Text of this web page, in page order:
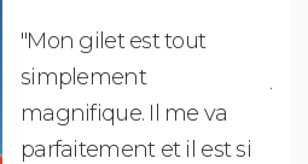
"Mon gilet est tout
simplement
magnifique. Il me va
parfaitement et il est si